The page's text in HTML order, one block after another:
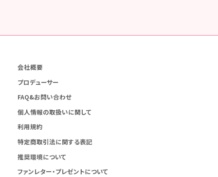
会社概要
プロデューサー
FAQ&お問い合わせ
個人情報の取扱いに関して
利用規約
特定商取引法に関する表記
推奨環境について
ファンレター・プレゼントについて